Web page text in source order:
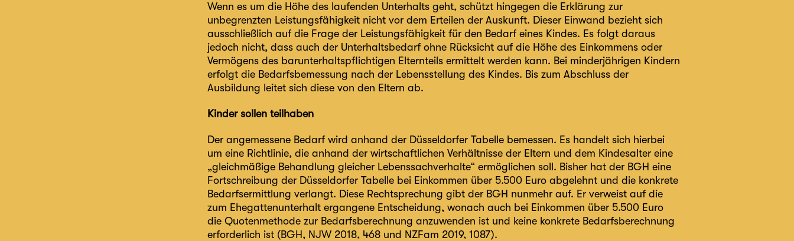
Wenn es um die Höhe des laufenden Unterhalts geht, schützt hingegen die Erklärung zur
unbegrenzten Leistungsfähigkeit nicht vor dem Erteilen der Auskunft. Dieser Einwand bezieht sich
ausschließlich auf die Frage der Leistungsfähigkeit für den Bedarf eines Kindes. Es folgt daraus
jedoch nicht, dass auch der Unterhaltsbedarf ohne Rücksicht auf die Höhe des Einkommens oder
Vermögens des barunterhaltspflichtigen Elternteils ermittelt werden kann. Bei minderjährigen Kindern
erfolgt die Bedarfsbemessung nach der Lebensstellung des Kindes. Bis zum Abschluss der
Ausbildung leitet sich diese von den Eltern ab.
Kinder sollen teilhaben
Der angemessene Bedarf wird anhand der Düsseldorfer Tabelle bemessen. Es handelt sich hierbei
um eine Richtlinie, die anhand der wirtschaftlichen Verhältnisse der Eltern und dem Kindesalter eine
„gleichmäßige Behandlung gleicher Lebenssachverhalte“ ermöglichen soll. Bisher hat der BGH eine
Fortschreibung der Düsseldorfer Tabelle bei Einkommen über 5.500 Euro abgelehnt und die konkrete
Bedarfsermittlung verlangt. Diese Rechtsprechung gibt der BGH nunmehr auf. Er verweist auf die
zum Ehegattenunterhalt ergangene Entscheidung, wonach auch bei Einkommen über 5.500 Euro
die Quotenmethode zur Bedarfsberechnung anzuwenden ist und keine konkrete Bedarfsberechnung
erforderlich ist (BGH, NJW 2018, 468 und NZFam 2019, 1087).